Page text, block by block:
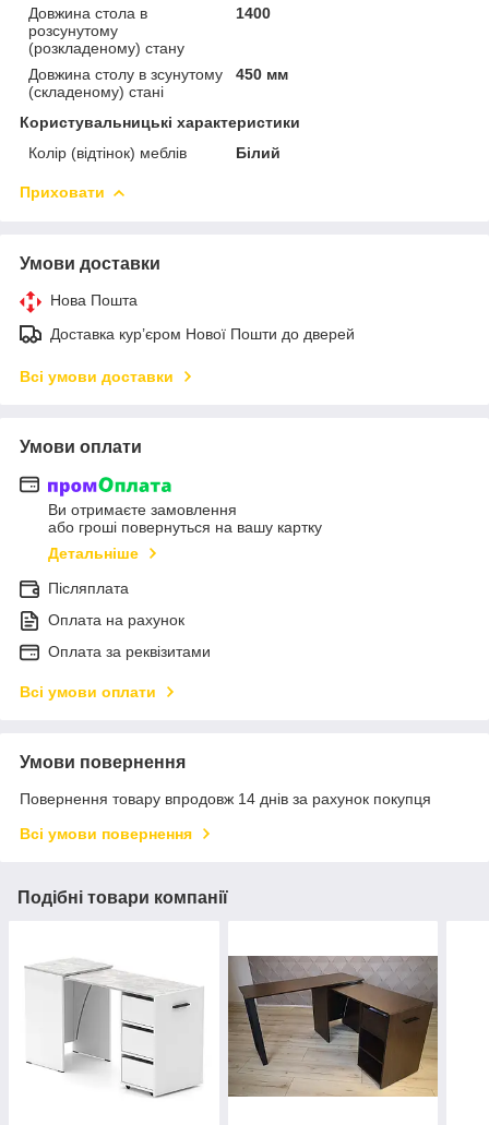
Довжина стола в
розсунутому
(розкладеному) стану
1400
Довжина столу в зсунутому
(складеному) стані
450 мм
Користувальницькі характеристики
Колір (відтінок) меблів
Білий
Приховати
Умови доставки
Нова Пошта
Доставка кур’єром Нової Пошти до дверей
Всі умови доставки
Умови оплати
Ви отримаєте замовлення
або гроші повернуться на вашу картку
Детальніше
Післяплата
Оплата на рахунок
Оплата за реквізитами
Всі умови оплати
Умови повернення
Повернення товару впродовж 14 днів за рахунок покупця
Всі умови повернення
Подібні товари компанії